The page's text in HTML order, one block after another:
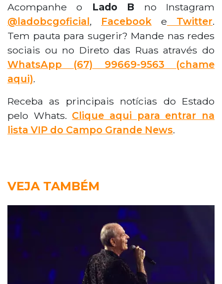
Acompanhe o Lado B no Instagram
@ladobcgoficial, Facebook e Twitter.
Tem pauta para sugerir? Mande nas redes
sociais ou no Direto das Ruas através do
WhatsApp (67) 99669-9563 (chame
aqui).
Receba as principais notícias do Estado
pelo Whats. Clique aqui para entrar na
lista VIP do Campo Grande News.
VEJA TAMBÉM